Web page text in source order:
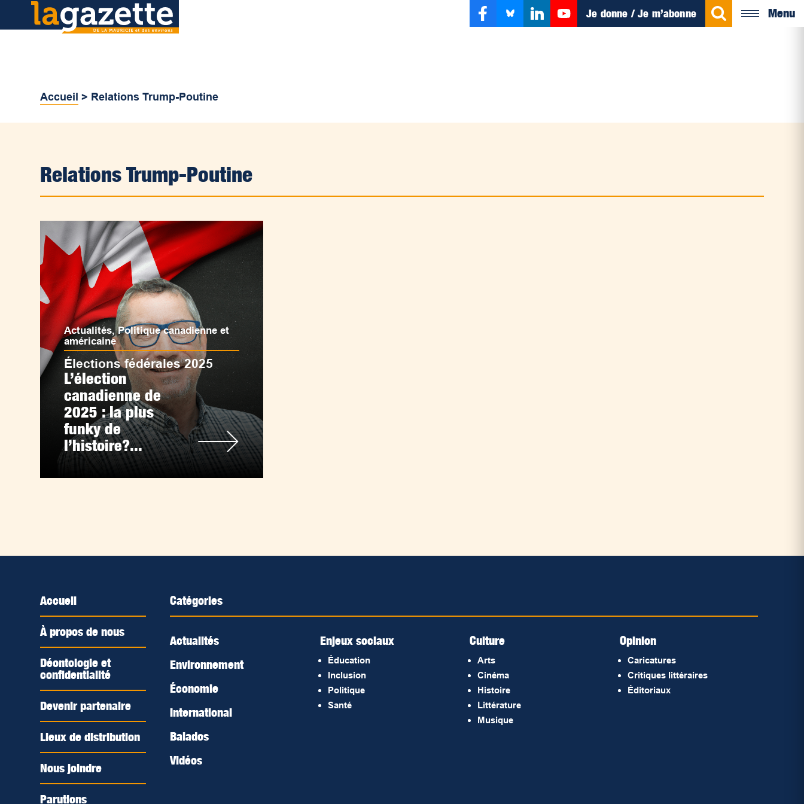
Je donne / Je m’abonne Menu
Accueil > Relations Trump-Poutine
Relations Trump-Poutine
Actualités,Politique canadienne et
américaine
Élections fédérales 2025
L’élection
canadienne de
2025 : la plus
funky de
l’histoire?...
Accueil
À propos de nous
Déontologie et
confidentialité
Devenir partenaire
Lieux de distribution
Nous joindre
Parutions
Catégories
Actualités
Environnement
Économie
International
Balados
Vidéos
Enjeux sociaux
Éducation
Inclusion
Politique
Santé
Culture
Arts
Cinéma
Histoire
Littérature
Musique
Opinion
Caricatures
Critiques littéraires
Éditoriaux